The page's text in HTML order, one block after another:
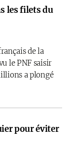
les filets du
de la
le PNF saisir
a plongé
pour éviter